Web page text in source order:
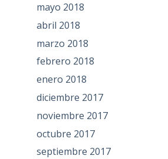
mayo 2018
abril 2018
marzo 2018
febrero 2018
enero 2018
diciembre 2017
noviembre 2017
octubre 2017
septiembre 2017